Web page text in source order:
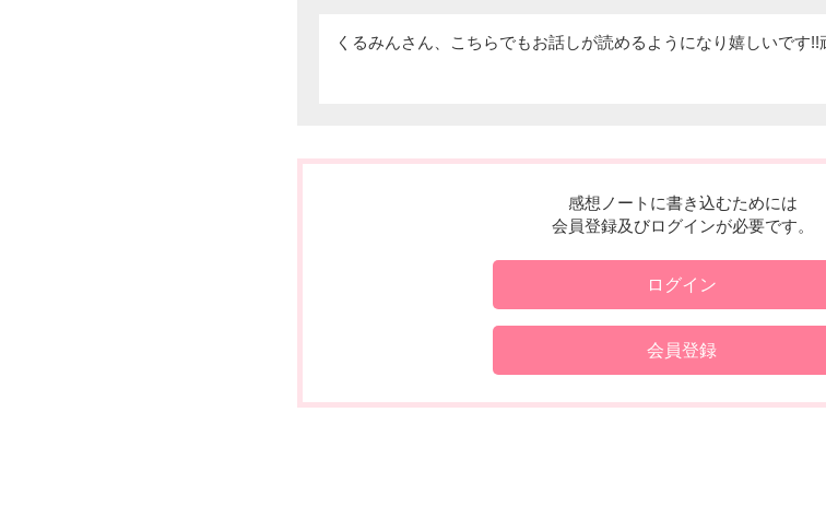
くるみんさん、こちらでもお話しが読めるようになり嬉しいです!!
感想ノートに書き込むためには
会員登録及びログインが必要です。
ログイン
会員登録